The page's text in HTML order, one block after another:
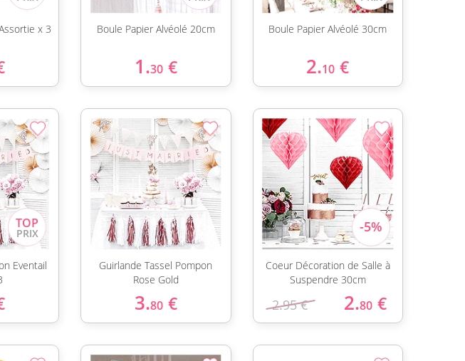
x 3 Boule Papier Alvéolé 20cm
1.30 €
Boule Papier Alvéolé 30cm
2.10 €
Eventail
Guirlande Tassel Pompon
Rose Gold
3.80 €
Coeur Décoration de Salle à
Suspendre 30cm
2.95 € 2.80 €